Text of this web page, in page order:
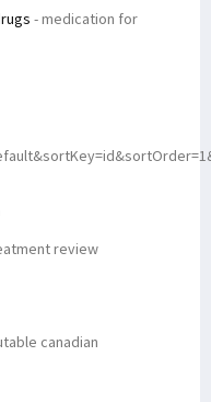
- medication for
review
canadian